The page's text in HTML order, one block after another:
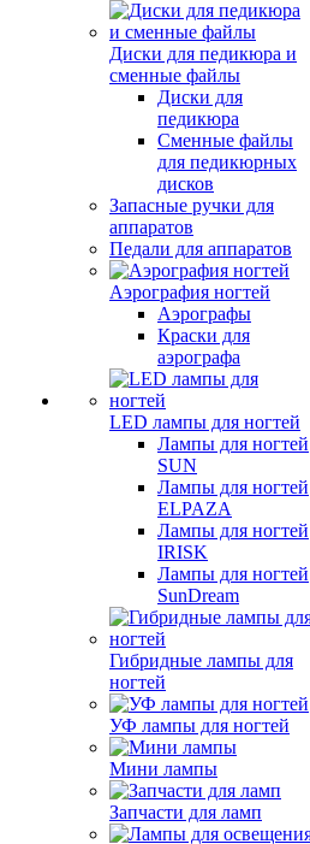
Диски для педикюра и
сменные файлы
Диски для
педикюра
Сменные файлы
для педикюрных
дисков
Запасные ручки для
аппаратов
Педали для аппаратов
Аэрография ногтей
Аэрографы
Краски для
аэрографа
LED лампы для ногтей
Лампы для ногтей
SUN
Лампы для ногтей
ELPAZA
Лампы для ногтей
IRISK
Лампы для ногтей
SunDream
Гибридные лампы для
ногтей
УФ лампы для ногтей
Мини лампы
Запчасти для ламп